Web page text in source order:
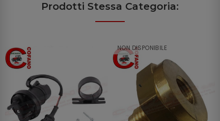
Prodotti Stessa Categoria:
NON DISPONIBILE